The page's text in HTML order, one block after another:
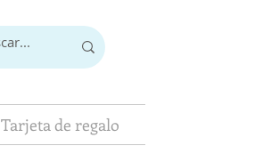
Tarjeta de regalo